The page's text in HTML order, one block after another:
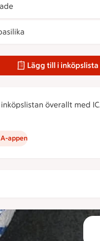
Lägg till i inköpslista
överallt med
appen